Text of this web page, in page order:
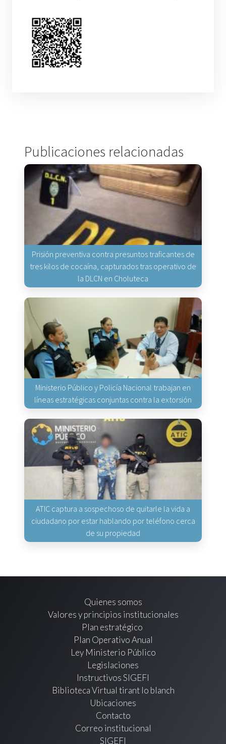
Publicaciones relacionadas
Prisión preventiva contra presuntos traficantes de
tres kilos de cocaína, capturados tras operativo de
la DLCN en Choluteca
Ministerio Público y Policía Nacional trabajan en
líneas estratégicas conjuntas contra la extorsión
ATIC captura a sospechoso de quitarle la vida a
ciudadano por estar hablando por teléfono cerca
de su propiedad
Quienes somos
Valores y principios institucionales
Plan estratégico
Plan Operativo Anual
Ley Ministerio Público
Legislaciones
Instructivos SIGEFI
Biblioteca Virtual tirant lo blanch
Ubicaciones
Contacto
Correo institucional
SIGEFI